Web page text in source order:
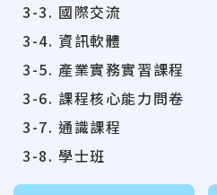
3-3. 國際交流
3-4. 資訊軟體
3-5. 產業實務實習課程
3-6. 課程核心能力問卷
3-7. 通識課程
3-8. 學士班